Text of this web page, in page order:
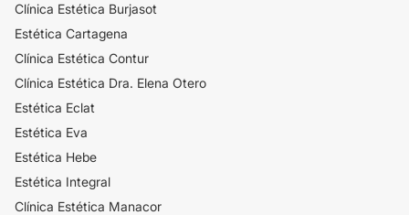
Clínica Estética Burjasot
Estética Cartagena
Clínica Estética Contur​
Clínica Estética Dra. Elena Otero
Estética Eclat
Estética Eva
Estética Hebe
Estética Integral
Clínica Estética Manacor